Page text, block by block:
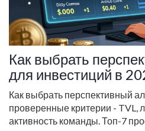
Как выбрать
для инвестиций в
проверенные
проектов
Как выбрать перспективный
проверенные критерии - TVL,
активность команды. Топ-7